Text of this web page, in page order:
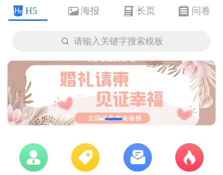
H5 海报 长页 问卷
 请输入关键字搜索模板